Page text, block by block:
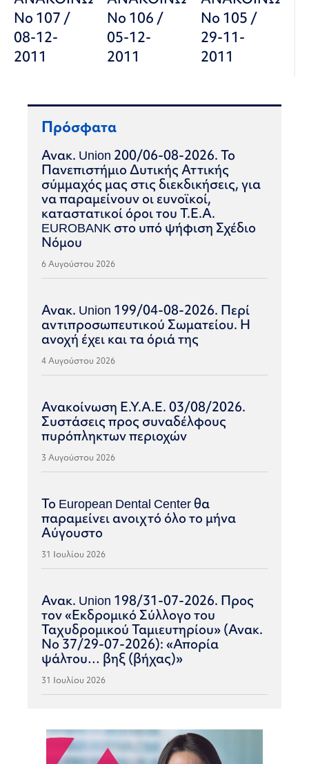
Νο 107 /
08-12-
2011
Νο 106 /
05-12-
2011
Νο 105 /
29-11-
2011
Πρόσφατα
Ανακ. Union 200/06-08-2026. Το
Πανεπιστήμιο Δυτικής Αττικής
σύμμαχός μας στις διεκδικήσεις, για
να παραμείνουν οι ευνοϊκοί,
καταστατικοί όροι του Τ.Ε.Α.
EUROBANK στο υπό ψήφιση Σχέδιο
Νόμου
6 Αυγούστου 2026
Ανακ. Union 199/04-08-2026. Περί
αντιπροσωπευτικού Σωματείου. Η
ανοχή έχει και τα όριά της
4 Αυγούστου 2026
Ανακοίνωση Ε.Υ.Α.Ε. 03/08/2026.
Συστάσεις προς συναδέλφους
πυρόπληκτων περιοχών
3 Αυγούστου 2026
Το European Dental Center θα
παραμείνει ανοιχτό όλο το μήνα
Αύγουστο
31 Ιουλίου 2026
Ανακ. Union 198/31-07-2026. Προς
τον «Εκδρομικό Σύλλογο του
Ταχυδρομικού Ταμιευτηρίου» (Ανακ.
Νο 37/29-07-2026): «Απορία
ψάλτου… βηξ (βήχας)»
31 Ιουλίου 2026